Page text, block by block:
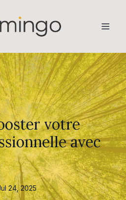
votre
avec
24, 2025